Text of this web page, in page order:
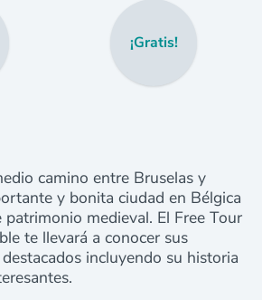
¡Gratis!
camino entre Bruselas y
y bonita ciudad en Bélgica
medieval. El Free Tour
te llevará a conocer sus
incluyendo su historia